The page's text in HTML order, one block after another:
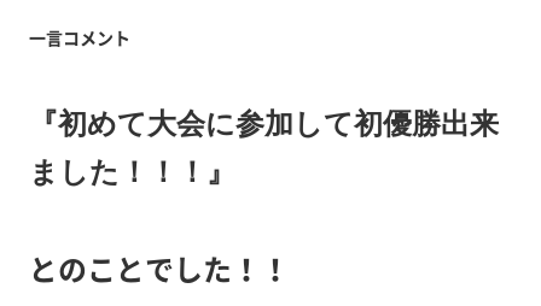
一言コメント
『初めて大会に参加して初優勝出来
ました！！！』
とのことでした！！